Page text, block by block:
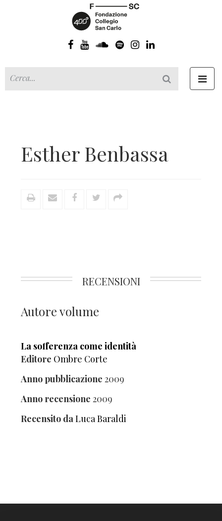
Esther Benbassa
RECENSIONI
Autore volume
La sofferenza come identità
Editore Ombre Corte
Anno pubblicazione 2009
Anno recensione 2009
Recensito daLuca Baraldi